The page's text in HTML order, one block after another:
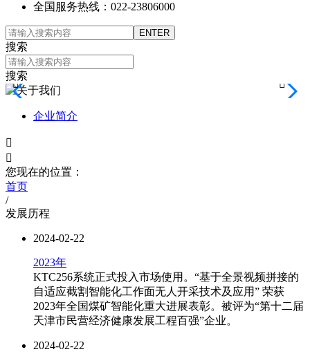
全国服务热线：022-23806000
搜索
搜索
 
企业简介


您现在的位置：
首页
/
发展历程
2024-02-22
2023年
KTC256系统正式投入市场使用。“基于全景视频拼接的
自适应截割智能化工作面无人开采技术及应用” 荣获
2023年全国煤矿智能化重大进展表彰。被评为“第十二届
天津市民营经济健康发展工程百强”企业。
2024-02-22